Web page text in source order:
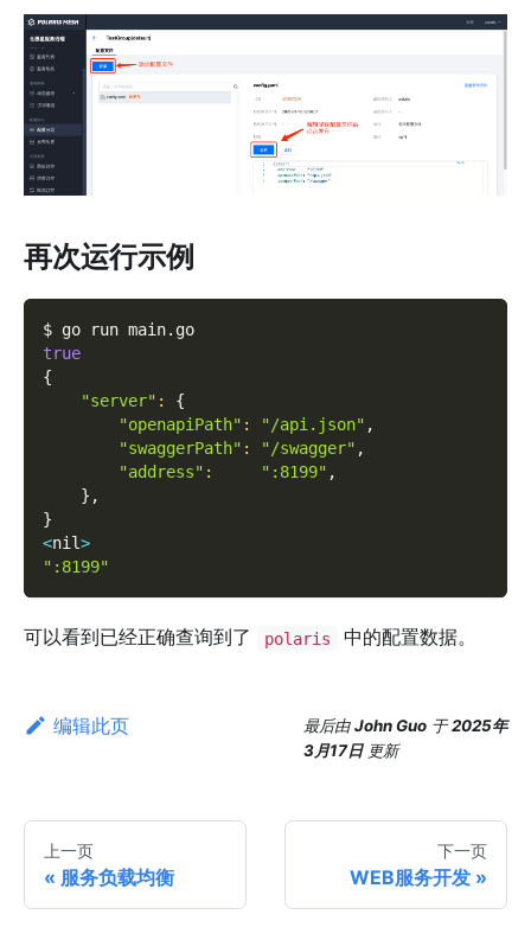
再次运行示例
$ go run main.go
true
{
"server" :
{
"openapiPath" : "/api.json" ,
"swaggerPath" : "/swagger" ,
"address" : ":8199" ,
} ,
}
<nil>
":8199"
可以看到已经正确查询到了 polaris 中的配置数据。
编辑此页 最后由John Guo 于2025年
3月17日 更新
上一页
服务负载均衡
下一页
WEB服务开发